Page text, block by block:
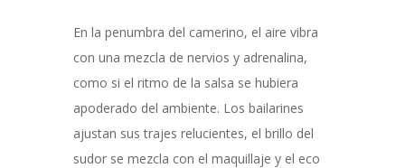
En la penumbra del camerino, el aire vibra
con una mezcla de nervios y adrenalina,
como si el ritmo de la salsa se hubiera
apoderado del ambiente. Los bailarines
ajustan sus trajes relucientes, el brillo del
sudor se mezcla con el maquillaje y el eco